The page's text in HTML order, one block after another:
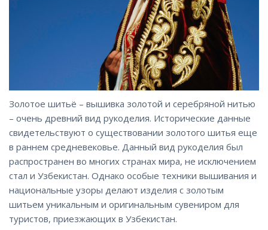
Золотое шитьё – вышивка золотой и серебряной нитью
– очень древний вид рукоделия. Исторические данные
свидетельствуют о существовании золотого шитья еще
в раннем средневековье. Данный вид рукоделия был
распространен во многих странах мира, не исключением
стал и Узбекистан. Однако особые техники вышивания и
национальные узоры делают изделия с золотым
шитьем уникальным и оригинальным сувениром для
туристов, приезжающих в Узбекистан.